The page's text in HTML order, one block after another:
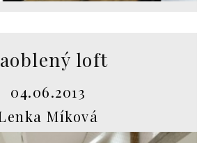
loft
04.06.2013
Míková